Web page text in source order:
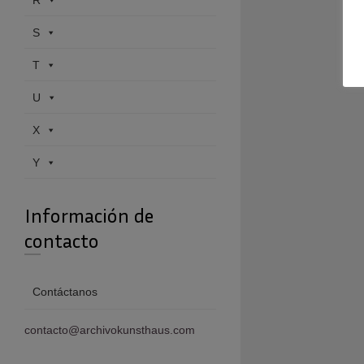
S
T
U
X
Y
Información de
contacto
Contáctanos
contacto@archivokunsthaus.com